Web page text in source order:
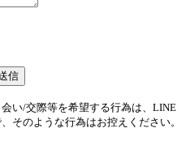
い/交際等を希望する行為は、LINE
そのような行為はお控えください。